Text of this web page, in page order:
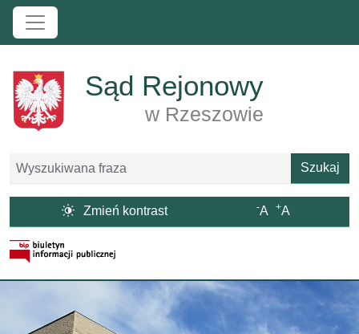
Przejdź do treści
Sąd Rejonowy
w Rzeszowie
Szukaj Szukaj
 Zmień kontrast -A +A
Strona BIP otwiera się w nowym oknie